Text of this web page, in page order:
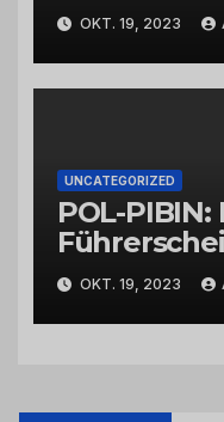
OKT. 19, 2023
UNCATEGORIZED
POL-
Einfluss
OKT. 19, 2023